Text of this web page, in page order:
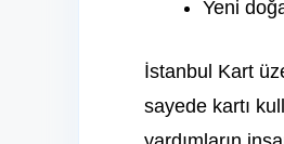
Yeni
İstanbul Kart
sayede kartı